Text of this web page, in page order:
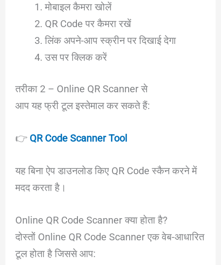
मोबाइल कैमरा खोलें
QR Code पर कैमरा रखें
लिंक अपने-आप स्क्रीन पर दिखाई देगा
उस पर क्लिक करें
तरीका 2 – Online QR Scanner से
आप यह फ्री टूल इस्तेमाल कर सकते हैं:
👉 QR Code Scanner Tool
यह बिना ऐप डाउनलोड किए QR Code स्कैन करने में
मदद करता है।
Online QR Code Scanner क्या होता है?
दोस्तों Online QR Code Scanner एक वेब-आधारित
टूल होता है जिससे आप: